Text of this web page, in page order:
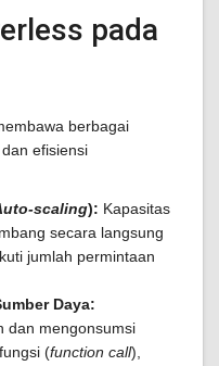
pada
berbagai
efisiensi
scaling): Kapasitas
secara langsung
jumlah permintaan
Daya:
dan mengonsumsi
(function call),